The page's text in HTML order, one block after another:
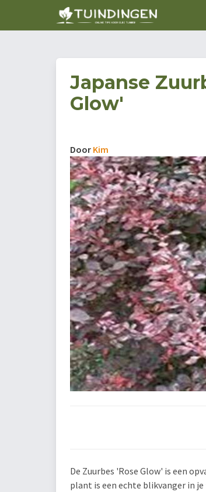
Japanse
Glow'
Door Kim
De Zuurbes 'Rose Glow' is een
plant is een echte blikvanger in